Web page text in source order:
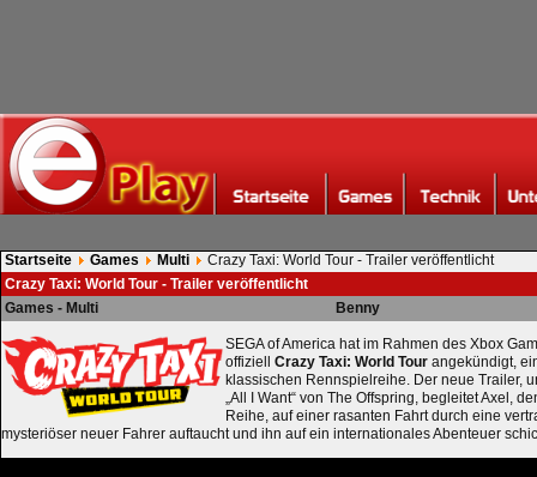
Startseite Games Multi
Crazy Taxi: World Tour - Trailer veröffentlicht
Crazy Taxi: World Tour - Trailer veröffentlicht
Games - Multi
Benny
SEGA of America hat im Rahmen des Xbox
offiziell Crazy Taxi: World Tour angekündigt,
klassischen Rennspielreihe. Der neue Trailer,
„All I Want“ von The Offspring, begleitet Axel,
Reihe, auf einer rasanten Fahrt durch eine
mysteriöser neuer Fahrer auftaucht und ihn auf ein internationales Abenteuer